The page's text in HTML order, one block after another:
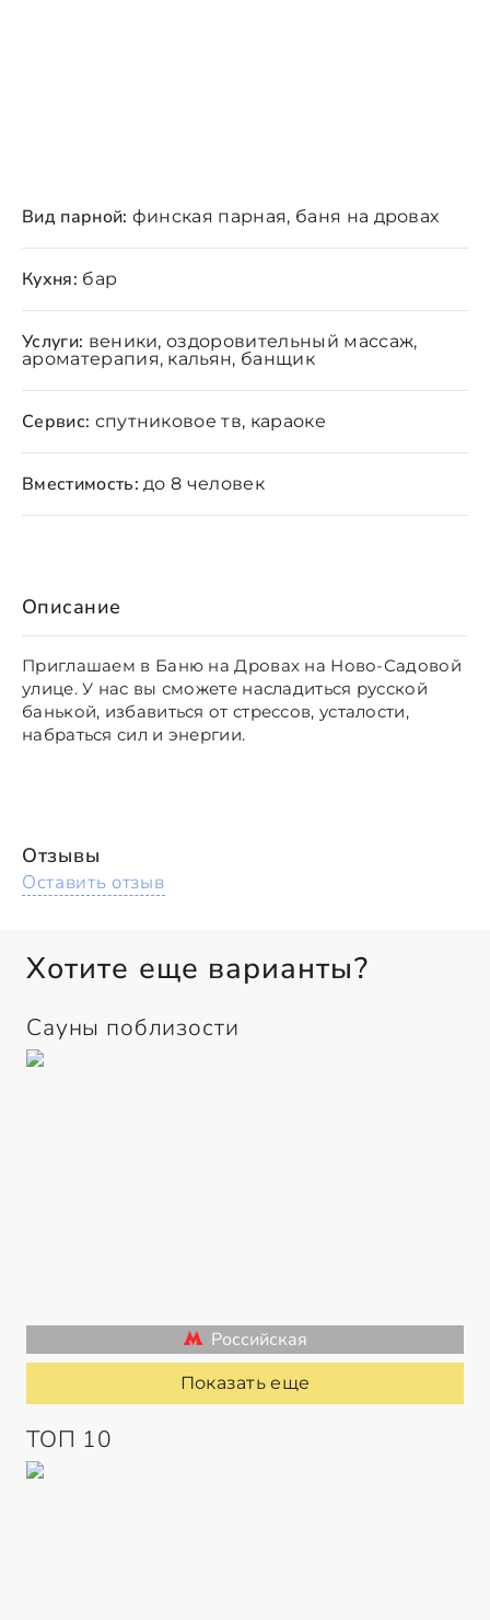
Описание
Приглашаем в Баню на Дровах на Ново-Садовой
улице. У нас вы сможете насладиться русской
банькой, избавиться от стрессов, усталости,
набраться сил и энергии.
Вид парной: финская парная, баня на дровах
Кухня: бар
Услуги: веники, оздоровительный массаж,
ароматерапия, кальян, банщик
Сервис: спутниковое тв, караоке
Вместимость: до 8 человек
Отзывы
Оставить отзыв
Хотите еще варианты?
Сауны поблизости
Российская
Показать еще
ТОП 10